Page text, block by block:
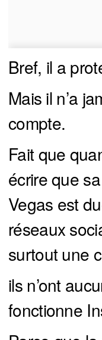
Bref, il a
Mais il n’a
compte.
Fait que
écrire que
Vegas est
réseaux
surtout une
ils n’ont
fonctionne